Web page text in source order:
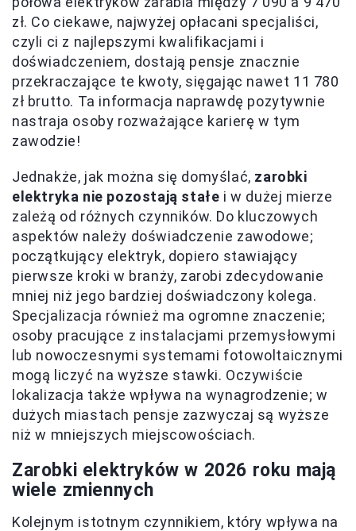
zł. Co ciekawe, najwyżej opłacani specjaliści,
czyli ci z najlepszymi kwalifikacjami i
doświadczeniem, dostają pensje znacznie
przekraczające te kwoty, sięgając nawet 11 780
zł brutto. Ta informacja naprawdę pozytywnie
nastraja osoby rozważające karierę w tym
zawodzie!
Jednakże, jak można się domyślać, zarobki
elektryka nie pozostają stałe i w dużej mierze
zależą od różnych czynników. Do kluczowych
aspektów należy doświadczenie zawodowe;
początkujący elektryk, dopiero stawiający
pierwsze kroki w branży, zarobi zdecydowanie
mniej niż jego bardziej doświadczony kolega.
Specjalizacja również ma ogromne znaczenie;
osoby pracujące z instalacjami przemysłowymi
lub nowoczesnymi systemami fotowoltaicznymi
mogą liczyć na wyższe stawki. Oczywiście
lokalizacja także wpływa na wynagrodzenie; w
dużych miastach pensje zazwyczaj są wyższe
niż w mniejszych miejscowościach.
Zarobki elektryków w 2026 roku mają
wiele zmiennych
Kolejnym istotnym czynnikiem, który wpływa na